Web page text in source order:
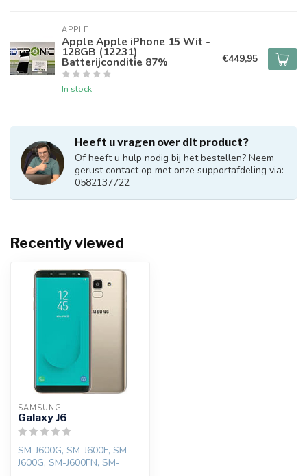
APPLE
Apple Apple iPhone 15 Wit -
128GB (12231)
Batterijconditie 87%
In stock
€449,95
Heeft u vragen over dit product?
Of heeft u hulp nodig bij het bestellen? Neem
gerust contact op met onze supportafdeling via:
0582137722
Recently viewed
SAMSUNG
Galaxy J6
SM-J600G, SM-J600F, SM-
J600G, SM-J600FN, SM-